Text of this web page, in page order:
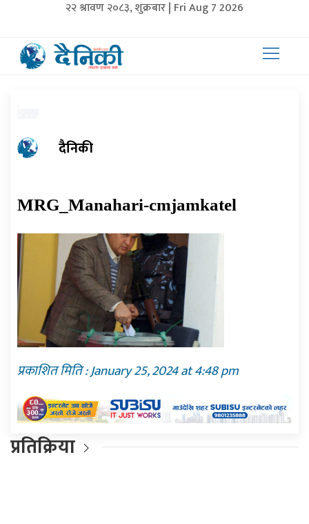
२२ श्रावण २०८३, शुक्रबार | Fri Aug 7 2026
दैनिकी
MRG_Manahari-cmjamkatel
प्रकाशित मिति : January 25, 2024 at 4:48 pm
प्रतिक्रिया